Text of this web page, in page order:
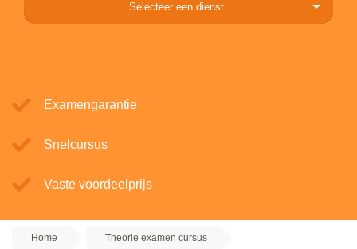
Selecteer een dienst
Examengarantie
Snelcursus
Vaste voordeelprijs
Home Theorie examen cursus